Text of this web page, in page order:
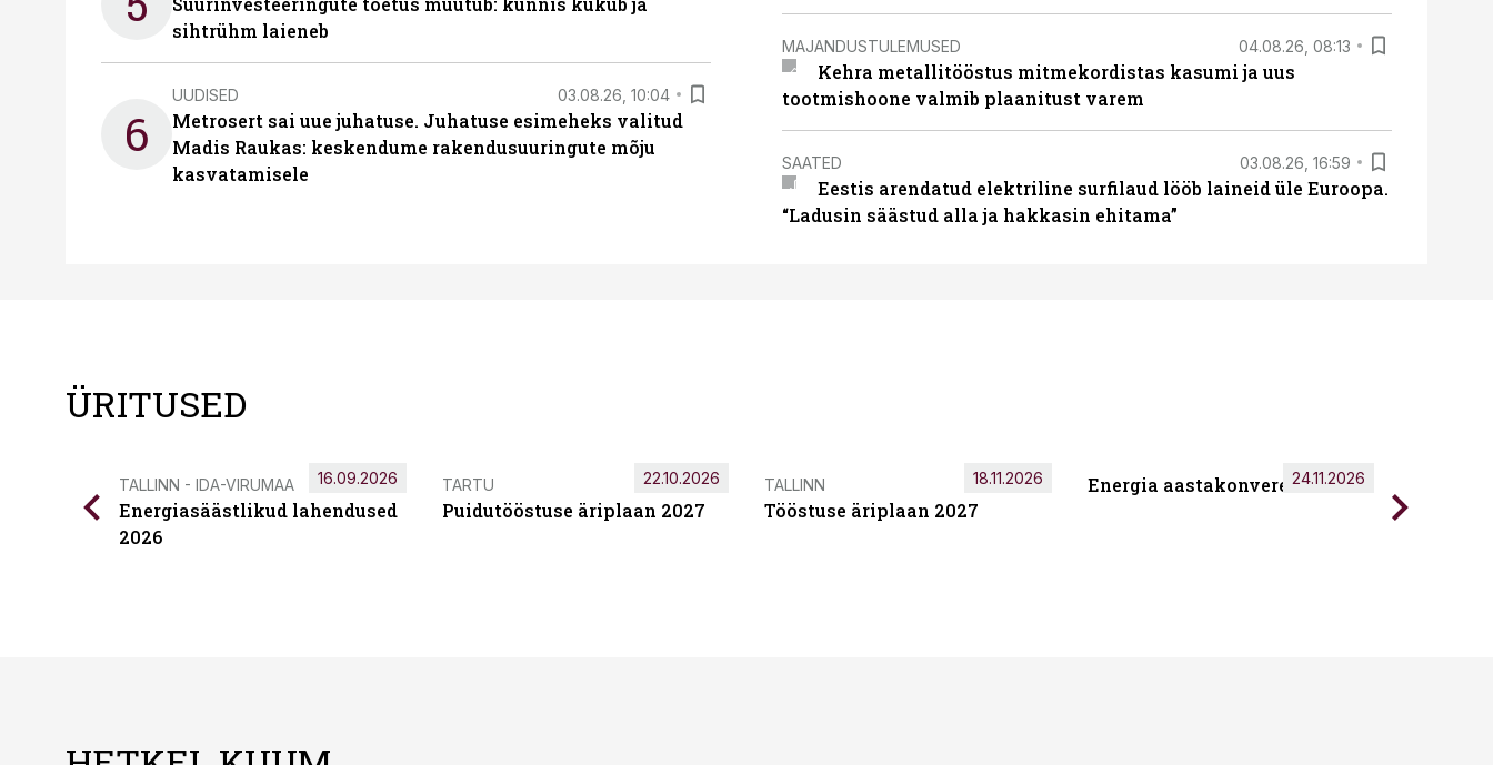
sihtrühm laieneb
6
UUDISED 03.08.26, 10:04
Metrosert sai uue juhatuse. Juhatuse esimeheks valitud
Madis Raukas: keskendume rakendusuuringute mõju
kasvatamisele
MAJANDUSTULEMUSED 04.08.26, 08:13
Kehra metallitööstus mitmekordistas kasumi ja uus
tootmishoone valmib plaanitust varem
SAATED 03.08.26, 16:59
Eestis arendatud elektriline surfilaud lööb laineid üle Euroopa.
“Ladusin säästud alla ja hakkasin ehitama”
ÜRITUSED
TALLINN - IDA-VIRUMAA
Energiasäästlikud lahendused
2026
16.09.2026 TARTU
Puidutööstuse äriplaan 2027
22.10.2026 TALLINN
Tööstuse äriplaan 2027
18.11.2026 Energia aastakonverents 2026
24.11.2026